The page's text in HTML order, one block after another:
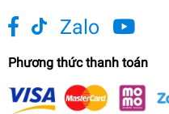
Zalo
Phương thức thanh toán